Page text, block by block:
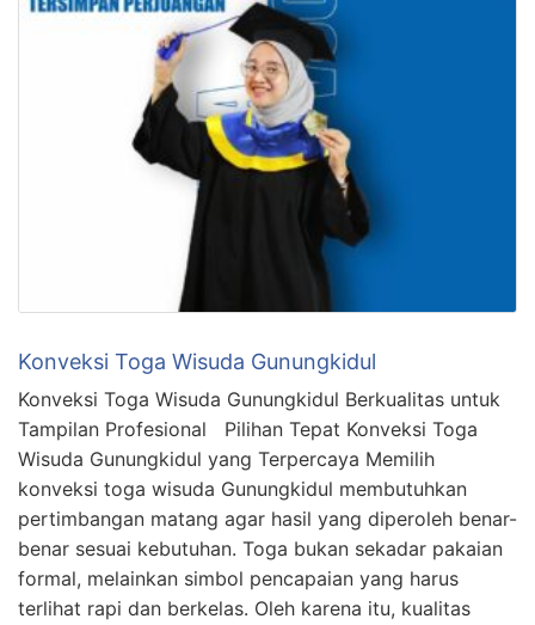
Konveksi Toga Wisuda Gunungkidul
Konveksi Toga Wisuda Gunungkidul Berkualitas untuk
Tampilan Profesional Pilihan Tepat Konveksi Toga
Wisuda Gunungkidul yang Terpercaya Memilih
konveksi toga wisuda Gunungkidul membutuhkan
pertimbangan matang agar hasil yang diperoleh benar-
benar sesuai kebutuhan. Toga bukan sekadar pakaian
formal, melainkan simbol pencapaian yang harus
terlihat rapi dan berkelas. Oleh karena itu, kualitas